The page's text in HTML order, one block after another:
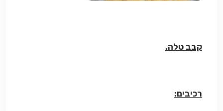
קבב טלה.
רכיבים: